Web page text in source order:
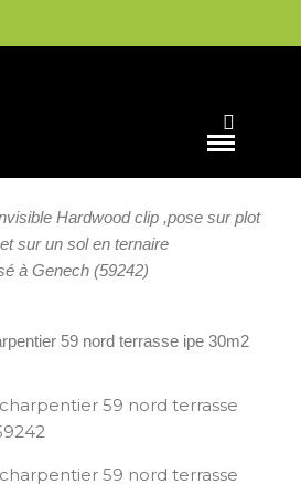
Hardwood clip ,pose sur plot
sur un sol en ternaire
à Genech (59242)